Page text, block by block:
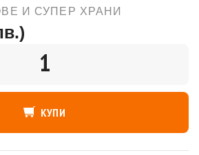
И СУПЕР ХРАНИ
КУПИ